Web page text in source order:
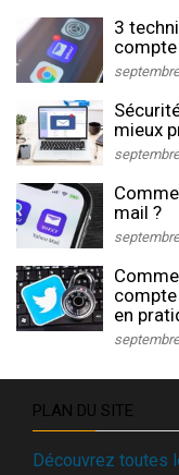
3
compte
mieux
mail ?
en
PLAN DU SITE
Découvrez toutes